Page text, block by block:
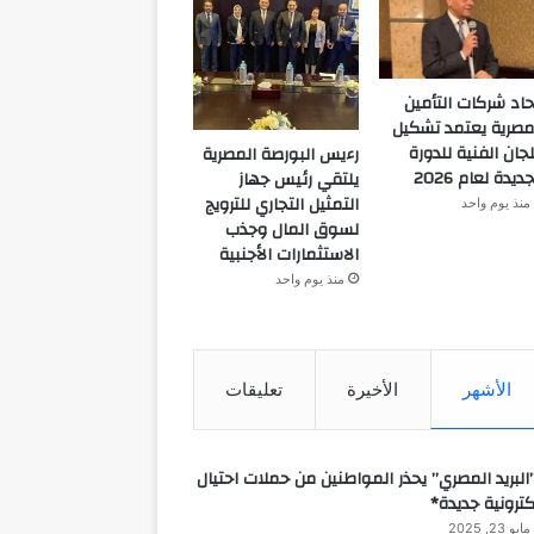
شركات التأمين
يعتمد تشكيل
الفنية للدورة
لعام 2026
منذ يوم واحد
رءيس البورصة المصرية
يلتقي رئيس جهاز
التمثيل التجاري للترويج
لسوق المال وجذب
الاستثمارات الأجنبية
منذ يوم واحد
الأشهر الأخيرة تعليقات
المصري” يحذر المواطنين من حملات احتيال
جديدة*
مايو 23, 2025